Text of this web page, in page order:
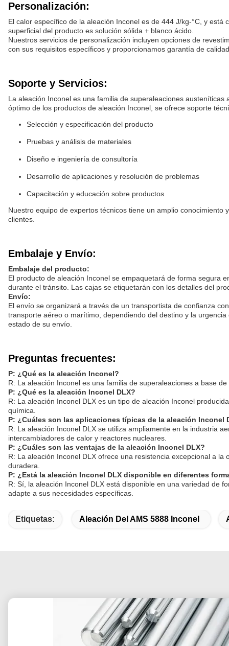
Personalización:
El calor específico de la aleación Inconel es de 444 J/kg-°C, y
superficial del producto es solución sólida + blanco ácido.
Nuestros servicios de personalización incluyen opciones de
con sus requisitos específicos y proporcionamos garantía de
Soporte y Servicios:
La aleación Inconel es una familia de superaleaciones
óptimo de los productos de aleación Inconel, se ofrece soporte
Selección y especificación del producto
Pruebas y análisis de materiales
Diseño e ingeniería de consultoría
Desarrollo de aplicaciones y resolución de problemas
Capacitación y educación sobre productos
Nuestro equipo de expertos técnicos tiene un amplio
clientes.
Embalaje y Envío:
Embalaje del producto:
El producto de aleación Inconel se empaquetará de forma segura
durante el tránsito. Las cajas se etiquetarán con los detalles del
Envío:
El envío se organizará a través de un transportista de confianza
transporte aéreo o marítimo, dependiendo del destino y la
estado de su envío.
Preguntas frecuentes:
P: ¿Qué es la aleación Inconel?
R: La aleación Inconel es una familia de superaleaciones a base
P: ¿Qué es la aleación Inconel DLX?
R: La aleación Inconel DLX es un tipo de aleación Inconel
química.
P: ¿Cuáles son las aplicaciones típicas de la aleación Inconel
R: La aleación Inconel DLX se utiliza ampliamente en la industria
intercambiadores de calor y reactores nucleares.
P: ¿Cuáles son las ventajas de la aleación Inconel DLX?
R: La aleación Inconel DLX ofrece una resistencia excepcional a
duradera.
P: ¿Está la aleación Inconel DLX disponible en diferentes
R: Sí, la aleación Inconel DLX está disponible en una variedad de
adapte a sus necesidades específicas.
Etiquetas: Aleación Del AMS 5888 Inconel